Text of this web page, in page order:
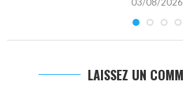
LAISSEZ UN